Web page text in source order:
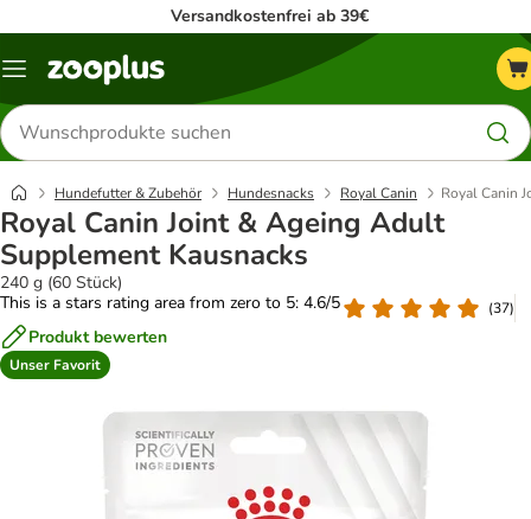
Versandkostenfrei ab 39€
Menü
Produkte
suchen
Hundefutter & Zubehör Hundesnacks Royal Canin Royal Canin
Royal Canin Joint & Ageing Adult
Supplement Kausnacks
240 g (60 Stück)
This is a stars rating area from zero to 5: 4.6/5
(37)
Produkt bewerten
Unser Favorit